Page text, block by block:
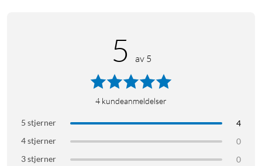
5 av 5
4 kundeanmeldelser
5 stjerner
4
4 stjerner
0
3 stjerner
0